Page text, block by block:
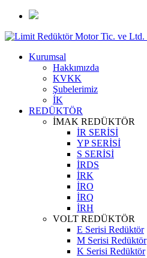
Kurumsal
Hakkımızda
KVKK
Şubelerimiz
İK
REDÜKTÖR
İMAK REDÜKTÖR
İR SERİSİ
YP SERİSİ
S SERİSİ
İRDS
İRK
İRO
İRQ
İRH
VOLT REDÜKTÖR
E Serisi Redüktör
M Serisi Redüktör
K Serisi Redüktör